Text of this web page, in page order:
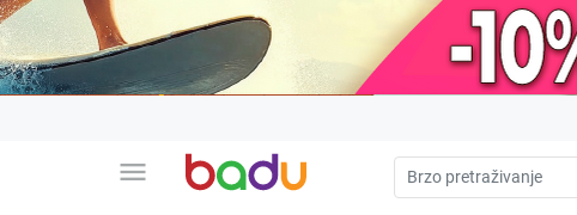
menu